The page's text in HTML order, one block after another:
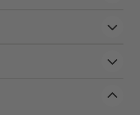
Detail